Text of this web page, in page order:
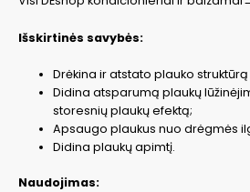
Išskirtinės savybės:
Drėkina ir atstato plauko
Didina atsparumą plaukų
storesnių plaukų efektą;
Apsaugo plaukus nuo drėgmės
Didina plaukų apimtį.
Naudojimas: